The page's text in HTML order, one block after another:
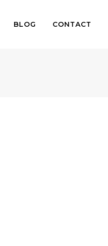
BLOG CONTACT